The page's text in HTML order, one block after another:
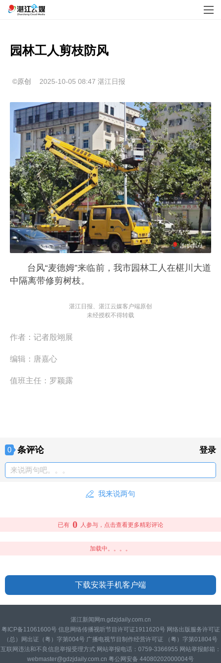
园林工人剪枝防风
©原创 2025-10-05 08:47 湛江日报
台风“麦德姆”来临前，我市园林工人在椹川大道
中隔离带修剪树枝。
湛江日报、湛江云媒客户端原创
未经授权不得转载
作者： 记者殷翊展
编辑： 唐嘉心
值班主任： 罗颖露
0 条评论 登录
来说两句吧。。。
我来说两句
已有 0 人参与，点击查看更多精彩评论
加载中。。。。
下载安装手机客户端
湛江新闻网m.gdzjdaily.com.cn
粤ICP备11061600号 信息网络传播视听节目许可证1911620号 网络出版服务许可证
（总）网出证（粤）字第004号 广播电视节目制作经营许可证 （粤）字第01804号
互联网违法和不良信息举报受理方式 网站举报电话：0759-3366955 网站举报邮箱：
webmaster@gdzjdaily.com.cn 粤公网安备 44080202000004号